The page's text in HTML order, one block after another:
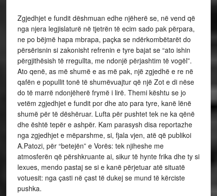
Zgjedhjet e fundit dëshmuan edhe njëherë se, në vend që
nga njera legjislaturë në tjetrën të ecim sado pak përpara,
ne po bëjmë hapa mbrapa, paçka se ndërkombëtarët do
përsërisnin si zakonisht refrenin e tyre bajat se “ato ishin
përgjithësish të rregullta, me ndonjë përjashtim të vogël”.
Ato qenë, as më shumë e as më pak, një zgjedhë e re në
qafën e popullit tonë të shumëvuajtur që një Zot e di nëse
do të marrë ndonjëherë frymë i lirë. Themi kështu se jo
vetëm zgjedhjet e fundit por dhe ato para tyre, kanë lënë
shumë për të dëshëruar. Lufta për pushtet tek ne ka qënë
dhe është tepër e ashpër. Kam parasysh disa reportazhe
nga zgjedhjet e mëparshme, si, fjala vjen, atë që publikoi
A.Patozi, për “betejën” e Vorës: tek njiheshe me
atmosferën që përshkruante ai, sikur të hynte frika dhe ty si
lexues, mendo pastaj se si e kanë përjetuar atë situatë
votuesit: nga çasti në çast të dukej se mund të kërciste
pushka.